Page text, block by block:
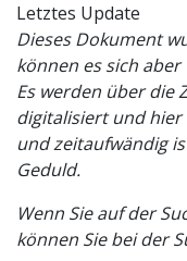
Letztes Update
Dieses Dokument
können es sich
Es werden über die
digitalisiert und hier
und zeitaufwändig
Geduld.
Wenn Sie auf der
können Sie bei der